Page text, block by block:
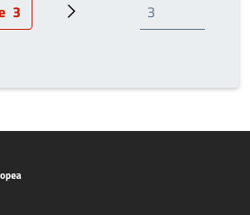
attuale
3 Prossima pagina